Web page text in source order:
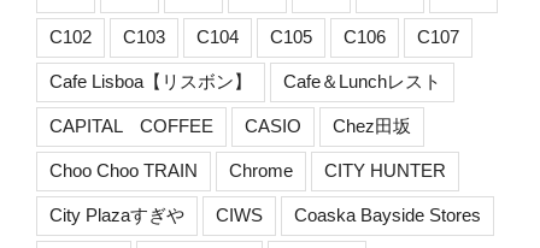
C102 C103 C104 C105 C106 C107
Cafe Lisboa【リスボン】 Cafe＆Lunchレスト
CAPITAL COFFEE CASIO Chez田坂
Choo Choo TRAIN Chrome CITY HUNTER
City Plazaすぎや CIWS Coaska Bayside Stores